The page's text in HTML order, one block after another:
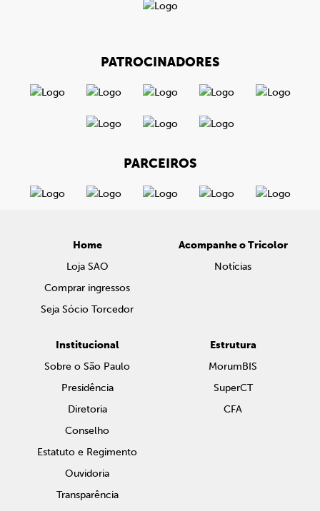
PATROCINADORES
PARCEIROS
Home
Loja SAO
Comprar ingressos
Seja Sócio Torcedor
Acompanhe o Tricolor
Notícias
Institucional
Sobre o São Paulo
Presidência
Diretoria
Conselho
Estatuto e Regimento
Ouvidoria
Transparência
Estrutura
MorumBIS
SuperCT
CFA